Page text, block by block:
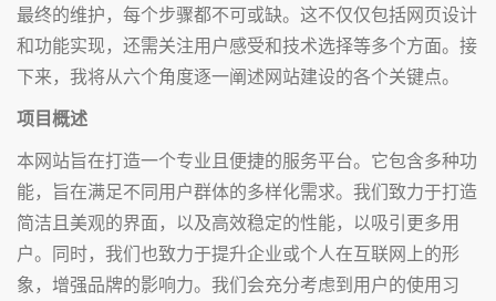
最终的维护，每个步骤都不可或缺。这不仅仅包括网页设计
和功能实现，还需关注用户感受和技术选择等多个方面。接
下来，我将从六个角度逐一阐述网站建设的各个关键点。
项目概述
本网站旨在打造一个专业且便捷的服务平台。它包含多种功
能，旨在满足不同用户群体的多样化需求。我们致力于打造
简洁且美观的界面，以及高效稳定的性能，以吸引更多用
户。同时，我们也致力于提升企业或个人在互联网上的形
象，增强品牌的影响力。我们会充分考虑到用户的使用习